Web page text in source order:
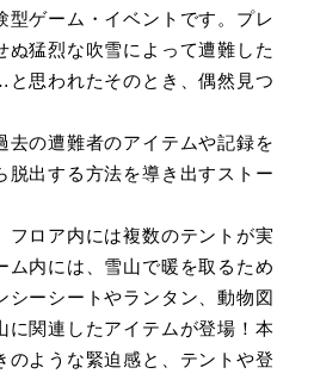
型ゲーム・イベントです。プレ
ぬ猛烈な吹雪によって遭難した
思われたそのとき、偶然見つ
去の遭難者のアイテムや記録を
脱出する方法を導き出すストー
フロア内には複数のテントが実
ム内には、雪山で暖を取るため
シーシートやランタン、動物図
に関連したアイテムが登場！本
のような緊迫感と、テントや登